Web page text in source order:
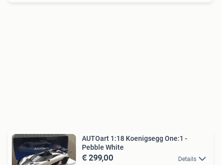
AUTOart 1:18 Koenigsegg One:1 -
Pebble White
€ 299,00 Details